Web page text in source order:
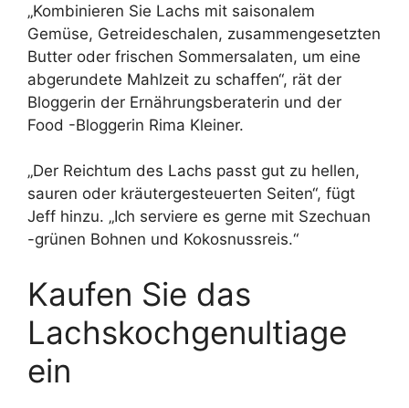
„Kombinieren Sie Lachs mit saisonalem
Gemüse, Getreideschalen, zusammengesetzten
Butter oder frischen Sommersalaten, um eine
abgerundete Mahlzeit zu schaffen“, rät der
Bloggerin der Ernährungsberaterin und der
Food -Bloggerin Rima Kleiner.
„Der Reichtum des Lachs passt gut zu hellen,
sauren oder kräutergesteuerten Seiten“, fügt
Jeff hinzu. „Ich serviere es gerne mit Szechuan
-grünen Bohnen und Kokosnussreis.“
Kaufen Sie das
Lachskochgenultiage
ein